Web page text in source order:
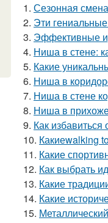
1. Сезонная
2. Эти
3. Эффективные
4. Ниша в стене:
5. Какие
6. Ниша в
7. Ниша в стене
8. Ниша в
9. Как
10. Какиеwalking
11. Какие
12. Как выбрать
13. Какие
14. Какие
15.